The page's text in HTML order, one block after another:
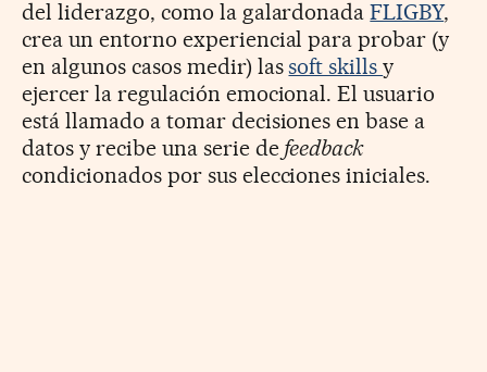
del liderazgo, como la galardonadaFLIGBY,
crea un entorno experiencial para probar (y
en algunos casos medir) lassoft skillsy
ejercer la regulación emocional. El usuario
está llamado a tomar decisiones en base a
datos y recibe una serie de feedback
condicionados por sus elecciones iniciales.